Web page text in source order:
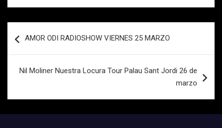
de
AMOR ODI RADIOSHOW VIERNES 25 MARZO
Nil Moliner Nuestra Locura Tour Palau Sant Jordi 26 de
marzo